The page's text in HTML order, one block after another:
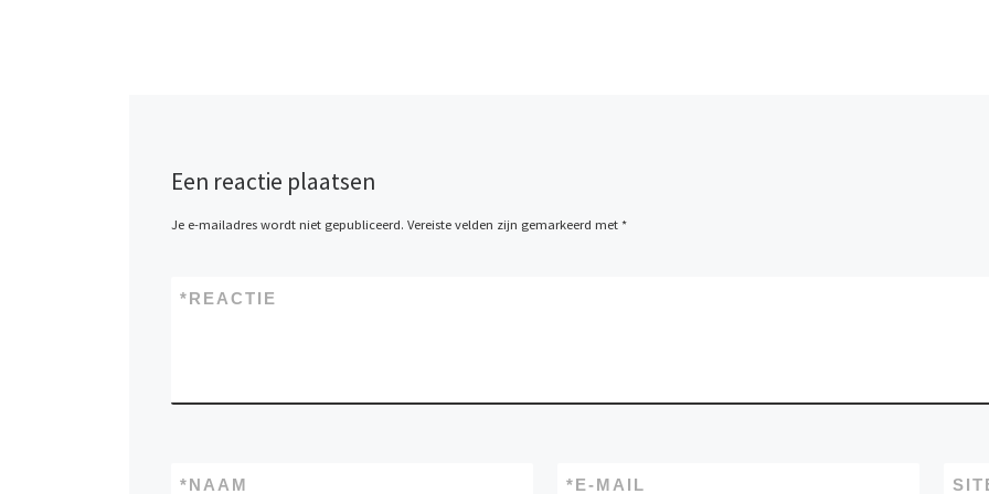
Een reactie plaatsen
Je e-mailadres wordt niet gepubliceerd. Vereiste velden zijn gemarkeerd met *
REACTIE
*
NAAM
* E-MAIL
*